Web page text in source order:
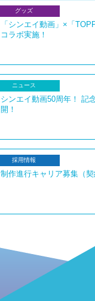
グッズ
「シンエイ動画」×「
コラボ実施！
ニュース
シンエイ動画50周年！ 記
開！
採用情報
制作進行キャリア募集（契